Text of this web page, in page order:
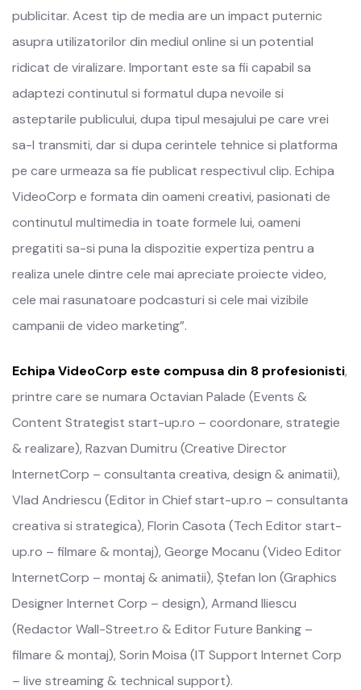
publicitar. Acest tip de media are un impact puternic
asupra utilizatorilor din mediul online si un potential
ridicat de viralizare. Important este sa fii capabil sa
adaptezi continutul si formatul dupa nevoile si
asteptarile publicului, dupa tipul mesajului pe care vrei
sa-l transmiti, dar si dupa cerintele tehnice si platforma
pe care urmeaza sa fie publicat respectivul clip. Echipa
VideoCorp e formata din oameni creativi, pasionati de
continutul multimedia in toate formele lui, oameni
pregatiti sa-si puna la dispozitie expertiza pentru a
realiza unele dintre cele mai apreciate proiecte video,
cele mai rasunatoare podcasturi si cele mai vizibile
campanii de video marketing”.
Echipa VideoCorp este compusa din 8 profesionisti,
printre care se numara Octavian Palade (Events &
Content Strategist start-up.ro – coordonare, strategie
& realizare), Razvan Dumitru (Creative Director
InternetCorp – consultanta creativa, design & animatii),
Vlad Andriescu (Editor in Chief start-up.ro – consultanta
creativa si strategica), Florin Casota (Tech Editor start-
up.ro – filmare & montaj), George Mocanu (Video Editor
InternetCorp – montaj & animatii), Ștefan Ion (Graphics
Designer Internet Corp – design), Armand Iliescu
(Redactor Wall-Street.ro & Editor Future Banking –
filmare & montaj), Sorin Moisa (IT Support Internet Corp
– live streaming & technical support).